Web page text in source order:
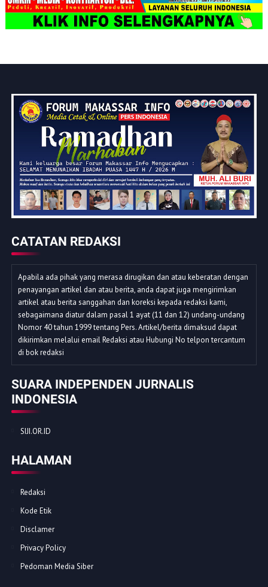
CATATAN REDAKSI
Apabila ada pihak yang merasa dirugikan dan atau keberatan dengan
penayangan artikel dan atau berita, anda dapat juga mengirimkan
artikel atau berita sanggahan dan koreksi kepada redaksi kami,
sebagaimana diatur dalam pasal 1 ayat (11 dan 12) undang-undang
Nomor 40 tahun 1999 tentang Pers. Artikel/berita dimaksud dapat
dikirimkan melalui email Redaksi atau Hubungi No telpon tercantum
di bok redaksi
SUARA INDEPENDEN JURNALIS
INDONESIA
SIJI.OR.ID
HALAMAN
Redaksi
Kode Etik
Disclamer
Privacy Policy
Pedoman Media Siber